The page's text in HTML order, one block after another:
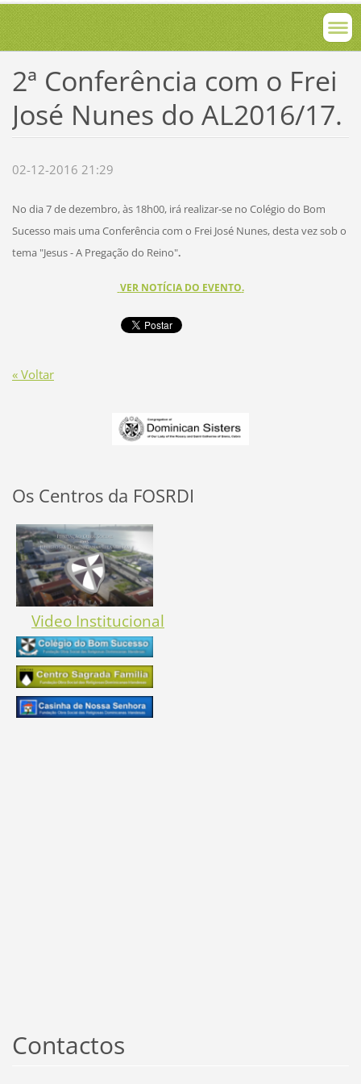
2ª Conferência com o Frei
José Nunes do AL2016/17.
02-12-2016 21:29
No dia 7 de dezembro, às 18h00, irá realizar-se no Colégio do Bom
Sucesso mais uma Conferência com o Frei José Nunes, desta vez sob o
tema "Jesus - A Pregação do Reino".
VER NOTÍCIA DO EVENTO.
« Voltar
Os Centros da FOSRDI
Video Institucional
Contactos